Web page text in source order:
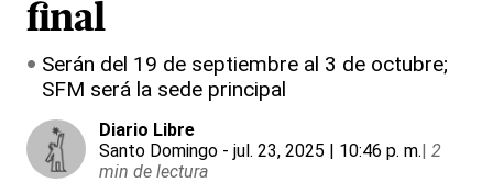
final
Serán del 19 de septiembre al 3 de octubre;
SFM será la sede principal
Diario Libre
Santo Domingo - jul. 23, 2025 | 10:46 p. m.| 2
min de lectura